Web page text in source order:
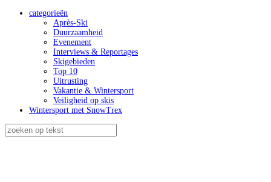
categorieën
Après-Ski
Duurzaamheid
Evenement
Interviews & Reportages
Skigebieden
Top 10
Uitrusting
Vakantie & Wintersport
Veiligheid op skis
Wintersport met SnowTrex